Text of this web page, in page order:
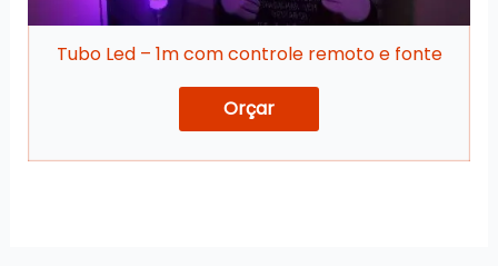
Tubo Led – 1m com controle remoto e fonte
Orçar